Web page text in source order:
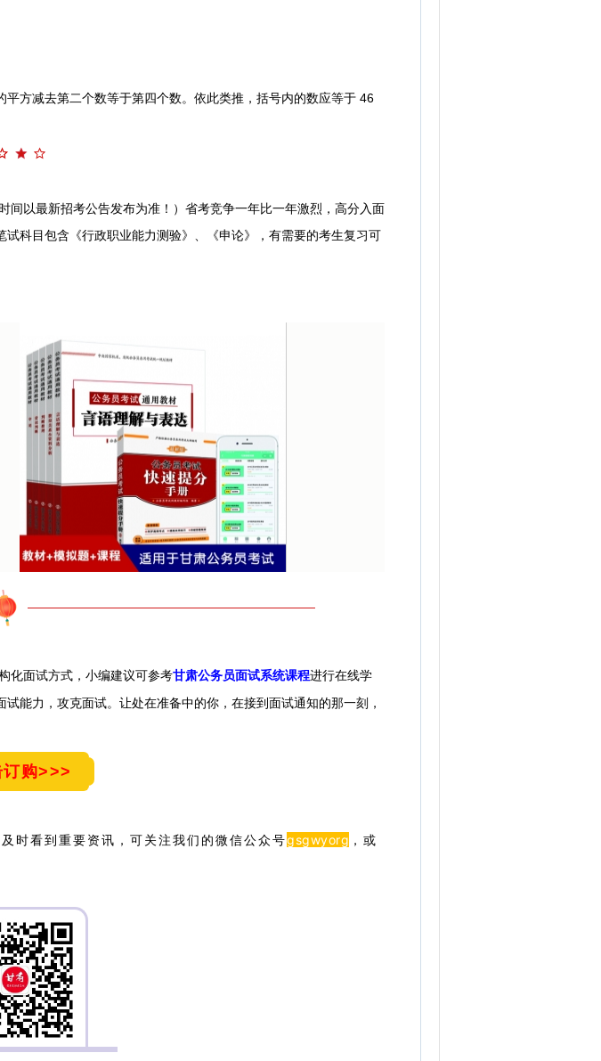
方减去第二个数等于第四个数。依此类推，括号内的数应等于 46
间以最新招考公告发布为准！） 省考竞争一年比一年激烈，高分入面
试科目包含《行政职业能力测验》、《申论》，有需要的考生复习可
化面试方式 ， 小编建议可参考甘肃公务员面试系统课程进行在线学
能力，攻克面试。让处在准备中的你，在接到面试通知的那一刻，
订购>>>
时看到重要资讯，可关注我们的微信公众号gsgwyorg ，或